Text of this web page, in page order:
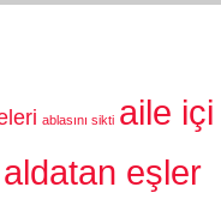
ablasını sikti aile
aldatan eşler